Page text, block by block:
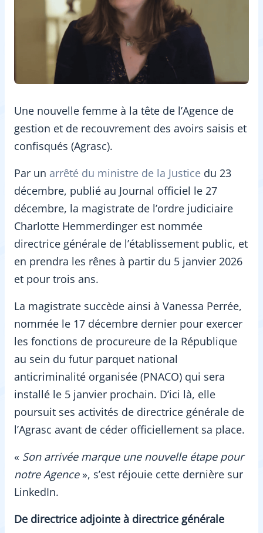
Une nouvelle femme à la tête de l’Agence de
gestion et de recouvrement des avoirs saisis et
confisqués (Agrasc).
Par un arrêté du ministre de la Justice du 23
décembre, publié au Journal officiel le 27
décembre, la magistrate de l’ordre judiciaire
Charlotte Hemmerdinger est nommée
directrice générale de l’établissement public, et
en prendra les rênes à partir du 5 janvier 2026
et pour trois ans.
La magistrate succède ainsi à Vanessa Perrée,
nommée le 17 décembre dernier pour exercer
les fonctions de procureure de la République
au sein du futur parquet national
anticriminalité organisée (PNACO) qui sera
installé le 5 janvier prochain. D’ici là, elle
poursuit ses activités de directrice générale de
l’Agrasc avant de céder officiellement sa place.
« Son arrivée marque une nouvelle étape pour
notre Agence», s’est réjouie cette dernière sur
LinkedIn.
De directrice adjointe à directrice générale